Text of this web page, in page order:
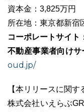
資本金：3,825万円
所在地：東京都新
コーポレートサイト ：
不動産事業者向けサ
oud.jp/
【本リリースに関す
株式会社いえらぶ